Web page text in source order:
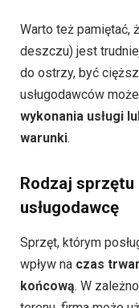
Warto też pamiętać,
deszczu) jest
do ostrzy, być
usługodawców
wykonania usługi
warunki.
Rodzaj sprzętu
usługodawcę
Sprzęt, którym
wpływ na czas
końcową. W